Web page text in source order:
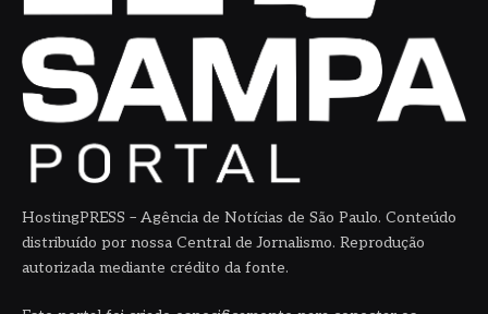
HostingPRESS – Agência de Notícias de São Paulo. Conteúdo
distribuído por nossa Central de Jornalismo. Reprodução
autorizada mediante crédito da fonte.